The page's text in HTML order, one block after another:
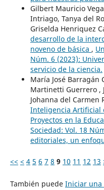
Gilbert Mauricio
Intriago, Tanya del
Griselda Henriquez
desarrollo de la
noveno de básica ,
Núm. 6 (2023):
servicio de la ciencia.
María José Barragán
Martinetti Guerrero ,
Johanna del Carmen
Inteligencia Artificial
Proyectos en la
Sociedad: Vol. 18
editoriales, un
<< < 4 5 6 7 8 9 10 11 12 13
También puede Iniciar una